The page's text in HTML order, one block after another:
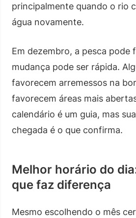
principalmente quando o rio
água novamente.
Em dezembro, a pesca pode
mudança pode ser rápida.
favorecem arremessos na
favorecem áreas mais
calendário é um guia, mas
chegada é o que confirma.
Melhor horário do
que faz diferença
Mesmo escolhendo o mês